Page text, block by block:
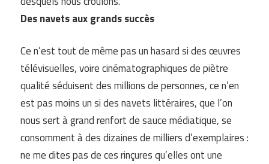
Des navets aux grands succès
Ce n’est tout de même pas un hasard si des œuvres
télévisuelles, voire cinématographiques de piètre
qualité séduisent des millions de personnes, ce n’en
est pas moins un si des navets littéraires, que l’on
nous sert à grand renfort de sauce médiatique, se
consomment à des dizaines de milliers d’exemplaires :
ne me dites pas de ces rinçures qu’elles ont une